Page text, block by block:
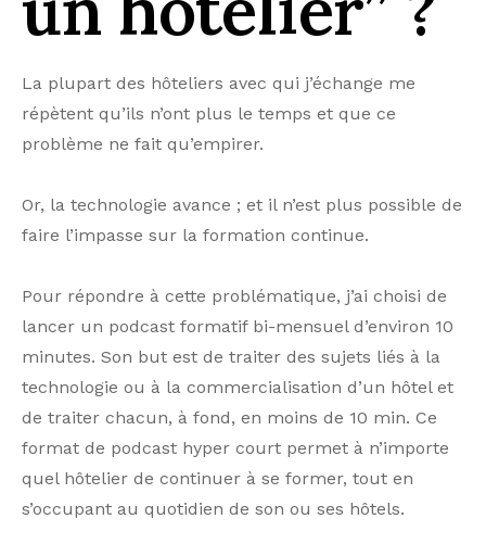
La plupart des hôteliers avec qui j’échange me
répètent qu’ils n’ont plus le temps et que ce
problème ne fait qu’empirer.
Or, la technologie avance ; et il n’est plus possible de
faire l’impasse sur la formation continue.
Pour répondre à cette problématique, j’ai choisi de
lancer un podcast formatif bi-mensuel d’environ 10
minutes. Son but est de traiter des sujets liés à la
technologie ou à la commercialisation d’un hôtel et
de traiter chacun, à fond, en moins de 10 min. Ce
format de podcast hyper court permet à n’importe
quel hôtelier de continuer à se former, tout en
s’occupant au quotidien de son ou ses hôtels.